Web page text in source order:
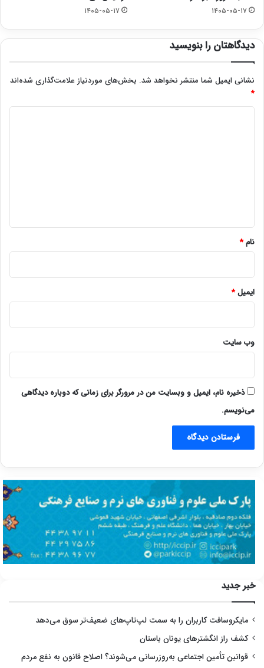
۱۴۰۵-۰۵-۱۷ ۱۴۰۵-۰۵-۱۷
دیدگاهتان را بنویسید
نشانی ایمیل شما منتشر نخواهد شد. بخش‌های موردنیاز علامت‌گذاری شده‌اند
*
نام*
ایمیل*
وب‌ سایت
ذخیره نام، ایمیل و وبسایت من در مرورگر برای زمانی که دوباره دیدگاهی
می‌نویسم.
خبر جدید
مایکروسافت کاربران را به سمت لپ‌تاپ‌های ضعیف‌تر سوق می‌دهد
کشف راز انگشترهای یونان باستان
قوانین تأمین اجتماعی به‌روزرسانی می‌شوند؟ اصلاح قانون به نفع مردم